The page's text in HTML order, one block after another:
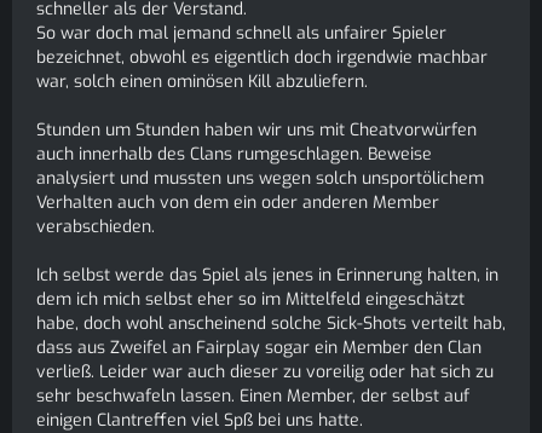
schneller als der Verstand.
So war doch mal jemand schnell als unfairer Spieler
bezeichnet, obwohl es eigentlich doch irgendwie machbar
war, solch einen ominösen Kill abzuliefern.
Stunden um Stunden haben wir uns mit Cheatvorwürfen
auch innerhalb des Clans rumgeschlagen. Beweise
analysiert und mussten uns wegen solch unsportölichem
Verhalten auch von dem ein oder anderen Member
verabschieden.
Ich selbst werde das Spiel als jenes in Erinnerung halten, in
dem ich mich selbst eher so im Mittelfeld eingeschätzt
habe, doch wohl anscheinend solche Sick-Shots verteilt hab,
dass aus Zweifel an Fairplay sogar ein Member den Clan
verließ. Leider war auch dieser zu voreilig oder hat sich zu
sehr beschwafeln lassen. Einen Member, der selbst auf
einigen Clantreffen viel Spß bei uns hatte.